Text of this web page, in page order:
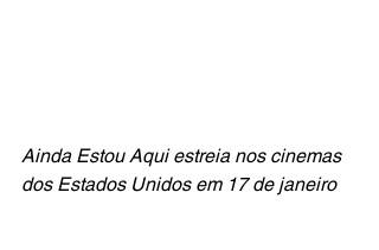
Ainda Estou Aqui estreia nos cinemas
dos Estados Unidos em 17 de janeiro